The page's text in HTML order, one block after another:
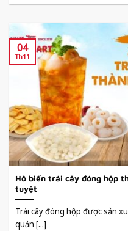
Hô biến trái cây đóng hộp
tuyệt
Trái cây đóng hộp được sản
quản [...]
04
Th11